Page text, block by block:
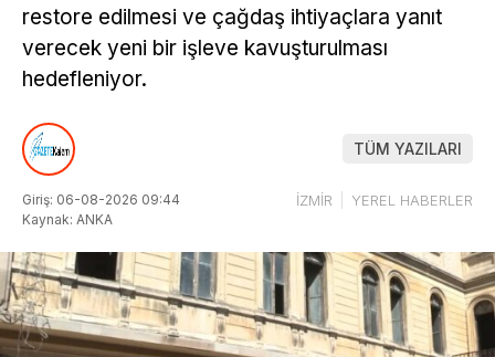
restore edilmesi ve çağdaş ihtiyaçlara yanıt
verecek yeni bir işleve kavuşturulması
hedefleniyor.
TÜM YAZILARI
Giriş: 06-08-2026 09:44
Kaynak: ANKA
İZMİR YEREL HABERLER